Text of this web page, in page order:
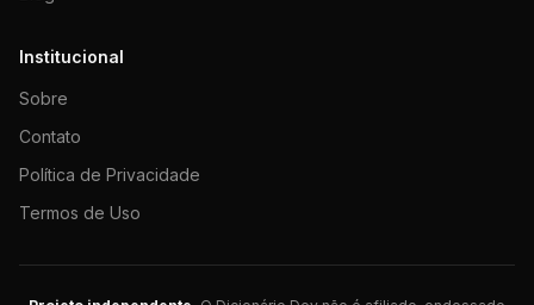
Institucional
Sobre
Contato
Política de Privacidade
Termos de Uso